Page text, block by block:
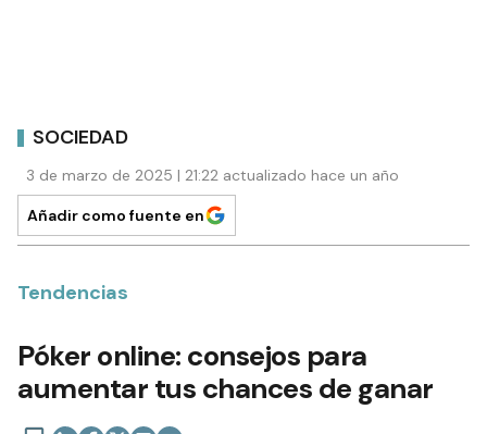
SOCIEDAD
3 de marzo de 2025 | 21:22 actualizado hace un año
Añadir como fuente en
Tendencias
Póker online: consejos para
aumentar tus chances de ganar